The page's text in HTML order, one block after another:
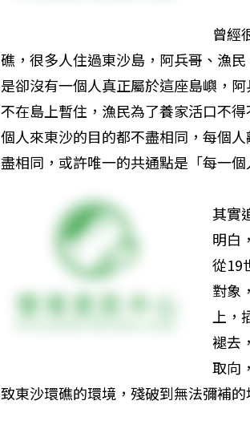
曾經
礁，很多人住過東沙島，阿兵哥、漁民
是卻沒有一個人真正屬於這座島嶼，
不在島上暫住，漁民為了養家活口不
個人來東沙的目的都不盡相同，每個
盡相同，或許唯一的共通點是「每一個
其實
明白
從19
對象
上
褪去
取向
致東沙環礁的環境，殘破到無法彌補的